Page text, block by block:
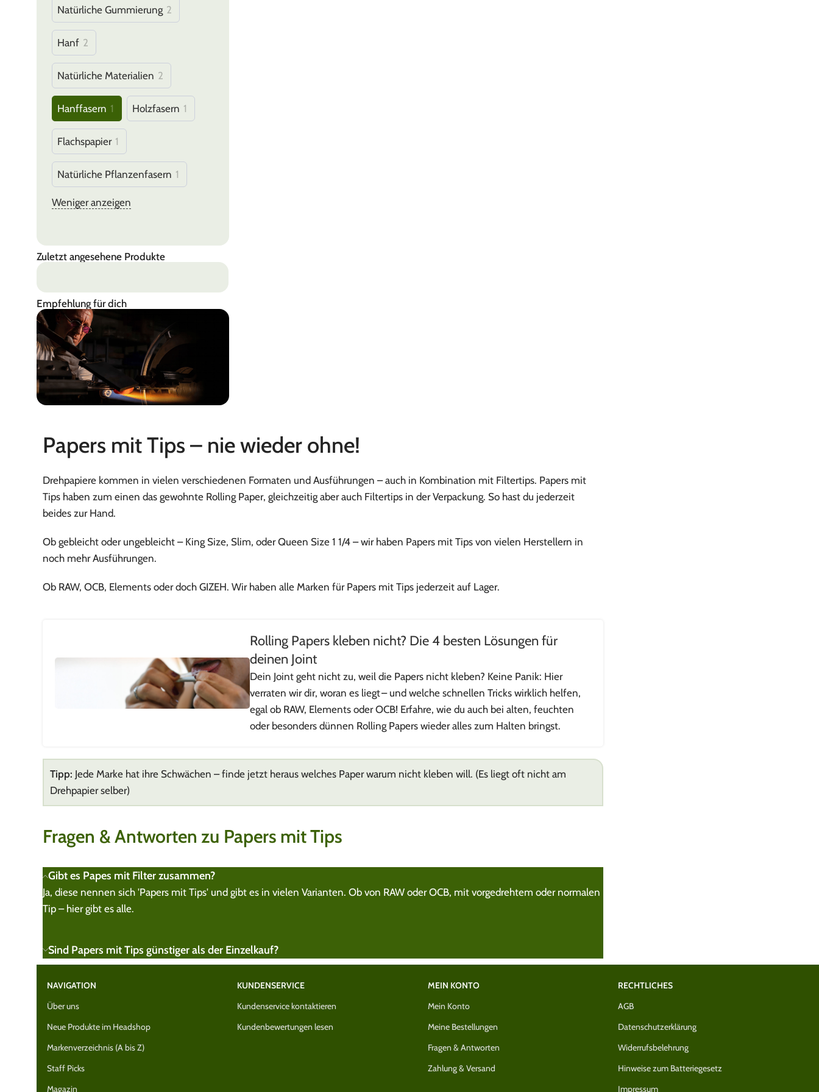
Natürliche Gummierung 2
Hanf 2
Natürliche Materialien 2
Hanffasern 1 Holzfasern 1
Flachspapier 1
Natürliche Pflanzenfasern 1
Weniger anzeigen
Zuletzt angesehene Produkte
Empfehlung für dich
Made in Germany
Papers mit Tips – nie wieder ohne!
Drehpapiere kommen in vielen verschiedenen Formaten und Ausführungen – auch in Kombination mit Filtertips. Papers mit
Tips haben zum einen das gewohnte Rolling Paper, gleichzeitig aber auch Filtertips in der Verpackung. So hast du jederzeit
beides zur Hand.
Ob gebleicht oder ungebleicht – King Size, Slim, oder Queen Size 1 1/4 – wir haben Papers mit Tips von vielen Herstellern in
noch mehr Ausführungen.
Ob RAW, OCB, Elements oder doch GIZEH. Wir haben alle Marken für Papers mit Tips jederzeit auf Lager.
Rolling Papers kleben nicht? Die 4 besten Lösungen für
deinen Joint
Dein Joint geht nicht zu, weil die Papers nicht kleben? Keine Panik: Hier
verraten wir dir, woran es liegt – und welche schnellen Tricks wirklich helfen,
egal ob RAW, Elements oder OCB! Erfahre, wie du auch bei alten, feuchten
oder besonders dünnen Rolling Papers wieder alles zum Halten bringst.
Tipp: Jede Marke hat ihre Schwächen – finde jetzt heraus welches Paper warum nicht kleben will. (Es liegt oft nicht am
Drehpapier selber)
Fragen & Antworten zu Papers mit Tips
Gibt es Papes mit Filter zusammen?
Ja, diese nennen sich 'Papers mit Tips' und gibt es in vielen Varianten. Ob von RAW oder OCB, mit vorgedrehtem oder normalen
Tip – hier gibt es alle.
Sind Papers mit Tips günstiger als der Einzelkauf?
NAVIGATION
Über uns
Neue Produkte im Headshop
Markenverzeichnis (A bis Z)
Staff Picks
Magazin
KUNDENSERVICE
Kundenservice kontaktieren
Kundenbewertungen lesen
MEIN KONTO
Mein Konto
Meine Bestellungen
Fragen & Antworten
Zahlung & Versand
RECHTLICHES
AGB
Datenschutzerklärung
Widerrufsbelehrung
Hinweise zum Batteriegesetz
Impressum